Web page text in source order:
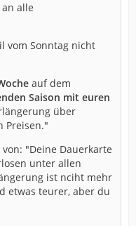
alle
vom Sonntag nicht
auf dem
Saison mit euren
über
Preisen."
"Deine Dauerkarte
unter allen
ist nciht mehr
etwas teurer, aber du